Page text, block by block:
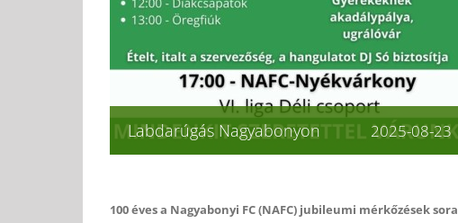
Labdarúgás Nagyabonyon 2025-08-23
100 éves a Nagyabonyi FC (NAFC) jubileumi mérkőzések sora